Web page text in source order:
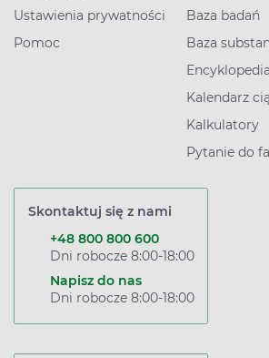
Ustawienia prywatności
Pomoc
Baza badań
Baza
Kalendarz
Kalkulatory
Pytanie do
Skontaktuj się z nami
+48 800 800 600
Dni robocze 8:00-18:00
Napisz do nas
Dni robocze 8:00-18:00